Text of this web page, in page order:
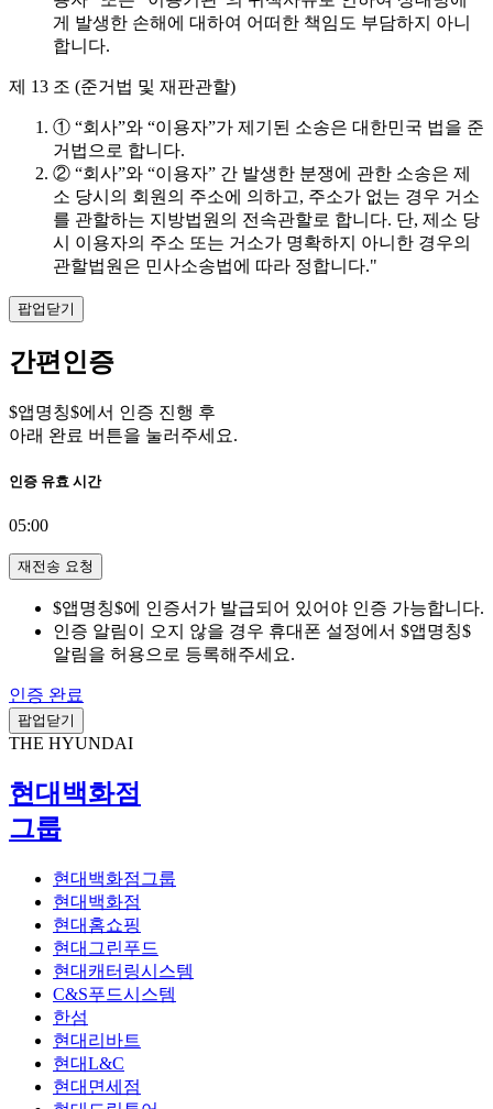
게 발생한 손해에 대하여 어떠한 책임도 부담하지 아니
합니다.
제 13 조 (준거법 및 재판관할)
① “회사”와 “이용자”가 제기된 소송은 대한민국 법을 준
거법으로 합니다.
② “회사”와 “이용자” 간 발생한 분쟁에 관한 소송은 제
소 당시의 회원의 주소에 의하고, 주소가 없는 경우 거소
를 관할하는 지방법원의 전속관할로 합니다. 단, 제소 당
시 이용자의 주소 또는 거소가 명확하지 아니한 경우의
관할법원은 민사소송법에 따라 정합니다."
팝업닫기
간편인증
$앱명칭$에서 인증 진행 후
아래 완료 버튼을 눌러주세요.
인증 유효 시간
05:00
재전송 요청
$앱명칭$에 인증서가 발급되어 있어야 인증 가능합니다.
인증 알림이 오지 않을 경우 휴대폰 설정에서 $앱명칭$
알림을 허용으로 등록해주세요.
인증 완료
팝업닫기
THE HYUNDAI
현대백화점
그룹
현대백화점그룹
현대백화점
현대홈쇼핑
현대그린푸드
현대캐터링시스템
C&S푸드시스템
한섬
현대리바트
현대L&C
현대면세점